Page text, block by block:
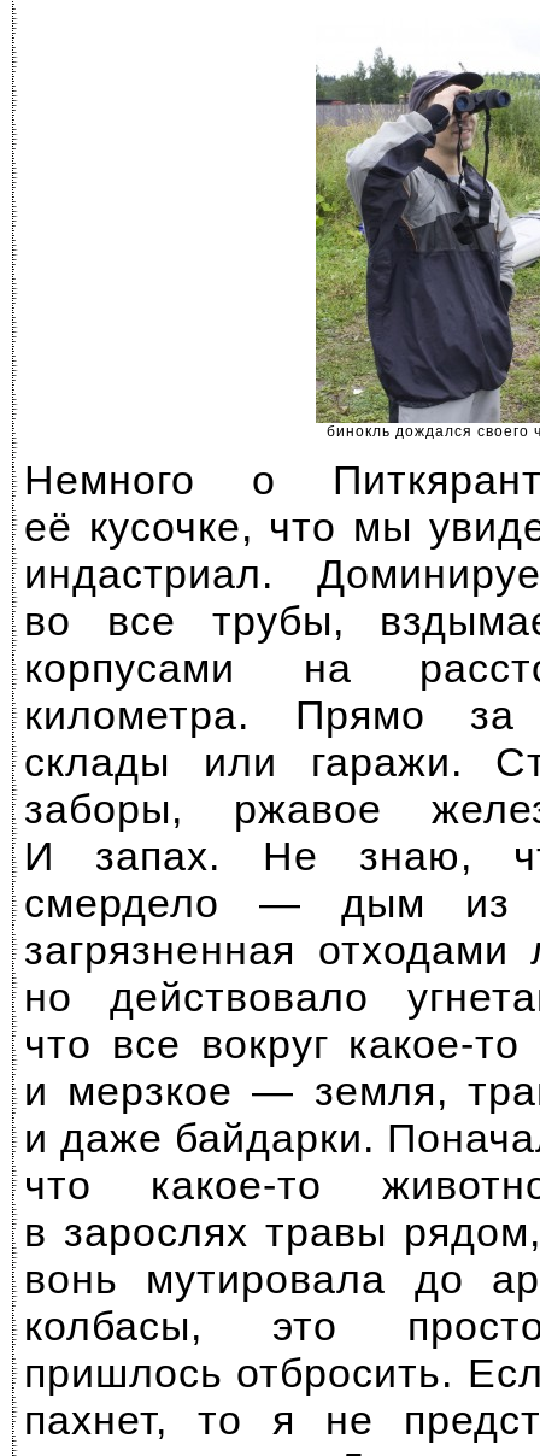
бинокль дождался своего
Немного о
её кусочке, что мы
индастриал.
во все трубы,
корпусами на
километра. Прямо за
склады или гаражи.
заборы, ржавое
И запах. Не знаю,
смердело — дым из
загрязненная
но действовало
что все вокруг какое-
и мерзкое — земля,
и даже байдарки.
что какое-то
в зарослях травы
вонь мутировала до
колбасы, это
пришлось отбросить.
пахнет, то я не